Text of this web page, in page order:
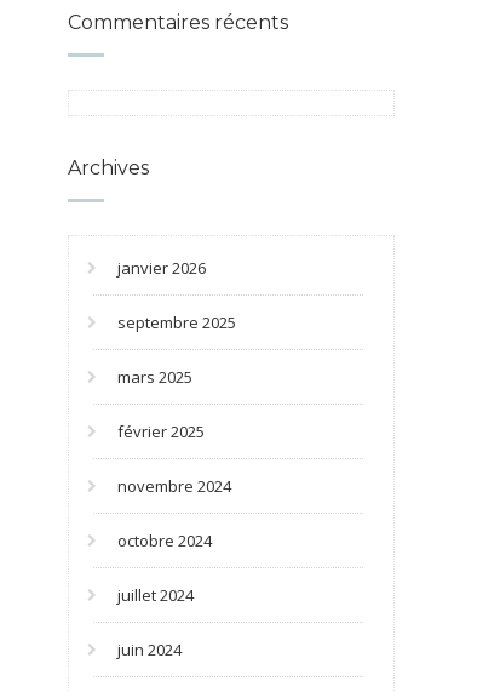
Commentaires récents
Archives
janvier 2026
septembre 2025
mars 2025
février 2025
novembre 2024
octobre 2024
juillet 2024
juin 2024